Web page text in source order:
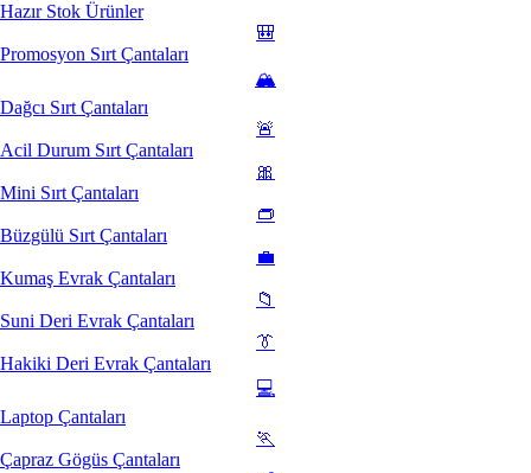
Hazır Stok Ürünler
🎒
Promosyon Sırt Çantaları
🏔️
Dağcı Sırt Çantaları
🚨
Acil Durum Sırt Çantaları
🎀
Mini Sırt Çantaları
👝
Büzgülü Sırt Çantaları
💼
Kumaş Evrak Çantaları
📁
Suni Deri Evrak Çantaları
👔
Hakiki Deri Evrak Çantaları
💻
Laptop Çantaları
🏃
Çapraz Gögüs Çantaları